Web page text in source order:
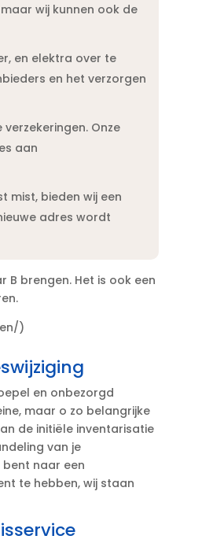
wij kunnen ook de
en elektra over te
en het verzorgen
Onze
aan
mist, bieden wij een
adres wordt
B brengen.​ Het is ook een
)
en onbezorgd
maar o zo belangrijke
de initiële inventarisatie
van je
bent naar een
te hebben, wij staan